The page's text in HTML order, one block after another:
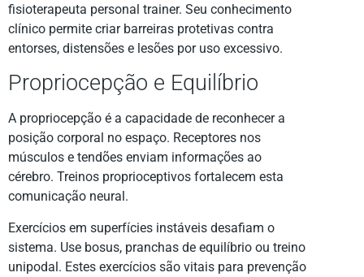
fisioterapeuta personal trainer. Seu conhecimento
clínico permite criar barreiras protetivas contra
entorses, distensões e lesões por uso excessivo.
Propriocepção e Equilíbrio
A propriocepção é a capacidade de reconhecer a
posição corporal no espaço. Receptores nos
músculos e tendões enviam informações ao
cérebro. Treinos proprioceptivos fortalecem esta
comunicação neural.
Exercícios em superfícies instáveis desafiam o
sistema. Use bosus, pranchas de equilíbrio ou treino
unipodal. Estes exercícios são vitais para prevenção